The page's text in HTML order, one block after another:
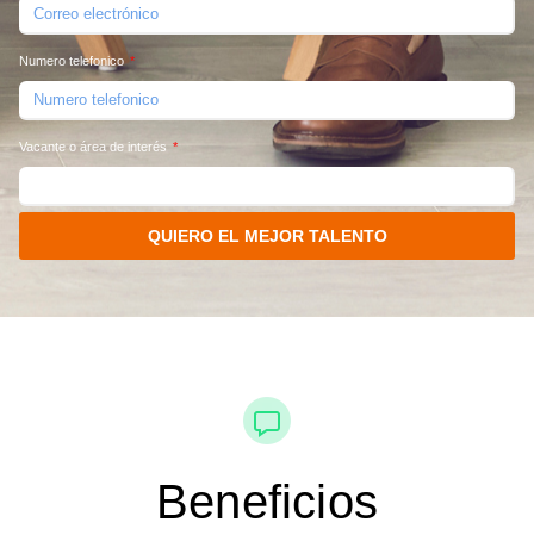
Numero telefonico
Vacante o área de interés
QUIERO EL MEJOR TALENTO
Beneficios